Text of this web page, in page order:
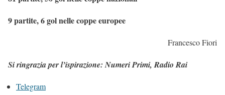
9 partite, 6 gol nelle coppe europee
Francesco Fiori
Si ringrazia per l’ispirazione: Numeri Primi, Radio Rai
Telegram